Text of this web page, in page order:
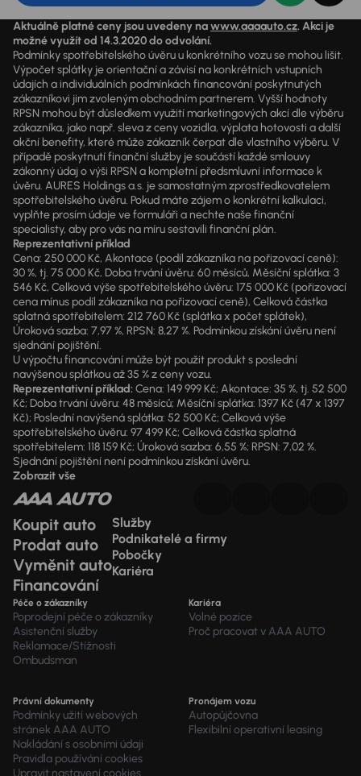
Aktuálně platné ceny jsou uvedeny nawww.aaaauto.cz. Akci je
možné využít od 14.3.2020 do odvolání.
Podmínky spotřebitelského úvěru u konkrétního vozu se mohou lišit.
Výpočet splátky je orientační a závisí na konkrétních vstupních
údajích a individuálních podmínkách financování poskytnutých
zákazníkovi jim zvoleným obchodním partnerem. Vyšší hodnoty
RPSN mohou být důsledkem využití marketingových akcí dle výběru
zákazníka, jako např. sleva z ceny vozidla, výplata hotovosti a další
akční benefity, které může zákazník čerpat dle vlastního výběru. V
případě poskytnutí finanční služby je součástí každé smlouvy
zákonný údaj o výši RPSN a kompletní předsmluvní informace k
úvěru. AURES Holdings a.s. je samostatným zprostředkovatelem
spotřebitelského úvěru. Pokud máte zájem o konkrétní kalkulaci,
vyplňte prosím údaje ve formuláři a nechte naše finanční
specialisty, aby pro vás na míru sestavili finanční plán.
Reprezentativní příklad
Cena: 250 000 Kč, Akontace (podíl zákazníka na pořizovací ceně):
30 %, tj. 75 000 Kč, Doba trvání úvěru: 60 měsíců, Měsíční splátka: 3
546 Kč, Celková výše spotřebitelského úvěru: 175 000 Kč (pořizovací
cena mínus podíl zákazníka na pořizovací ceně), Celková částka
splatná spotřebitelem: 212 760 Kč (splátka x počet splátek),
Úroková sazba: 7,97 %, RPSN: 8,27 %. Podmínkou získání úvěru není
sjednání pojištění.
U výpočtu financování může být použit produkt s poslední
navýšenou splátkou až 35 % z ceny vozu.
Reprezentativní příklad:Cena: 149 999 Kč; Akontace: 35 %, tj. 52 500
Kč; Doba trvání úvěru: 48 měsíců; Měsíční splátka: 1397 Kč (47 x 1397
Kč); Poslední navýšená splátka: 52 500 Kč; Celková výše
spotřebitelského úvěru: 97 499 Kč; Celková částka splatná
spotřebitelem: 118 159 Kč; Úroková sazba: 6,55 %; RPSN: 7,02 %.
Sjednání pojištění není podmínkou získání úvěru.
Zobrazit vše
Koupit auto
Prodat auto
Vyměnit auto
Financování
Služby
Podnikatelé a firmy
Pobočky
Kariéra
Péče o zákazníky
Poprodejní péče o zákazníky
Asistenční služby
Reklamace/Stížnosti
Ombudsman
Kariéra
Volné pozice
Proč pracovat v AAA AUTO
Právní dokumenty
Podmínky užití webových
stránek AAA AUTO
Nakládání s osobními údaji
Pravidla používání cookies
Upravit nastavení cookies
Pronájem vozu
Autopůjčovna
Flexibilní operativní leasing